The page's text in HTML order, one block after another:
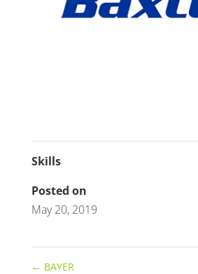
Skills
Posted on
May 20, 2019
← BAYER